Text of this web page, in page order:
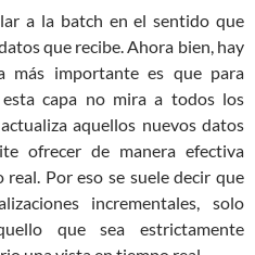
a la batch en el sentido que
que recibe. Ahora bien, hay
más importante es que para
esta capa no mira a todos los
aquellos nuevos datos
ofrecer de manera efectiva
Por eso se suele decir que
incrementales, solo
que sea estrictamente